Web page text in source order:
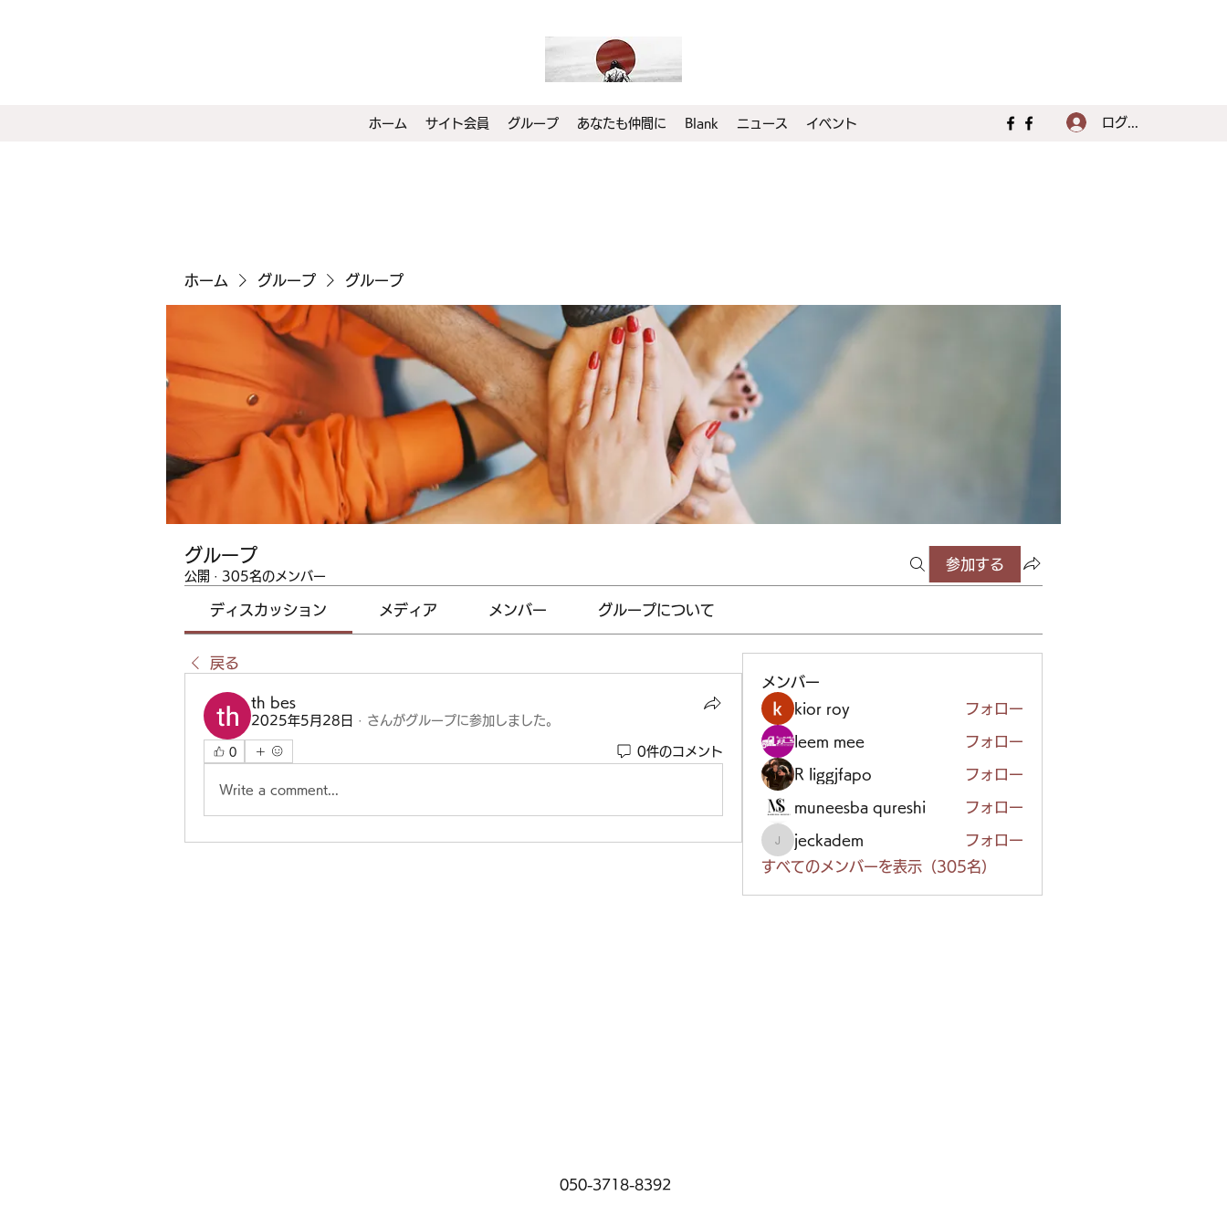
ホーム サイト会員 グループ あなたも仲間に Blank ニュース イベント ログイン
ホーム グループ グループ
グループ
公開 · 305名のメンバー
参加する
ディスカッション メディア メンバー グループについて
戻る
th bes
2025年5月28日 · さんがグループに参加しました。
0 0件のコメント
Write a comment...
メンバー
kior roy
フォロー
leem mee フォロー
R liggjfapo フォロー
muneesba qureshi フォロー
jeckadem
jeckadem
フォロー
すべてのメンバーを表示（305名）
050-3718-8392